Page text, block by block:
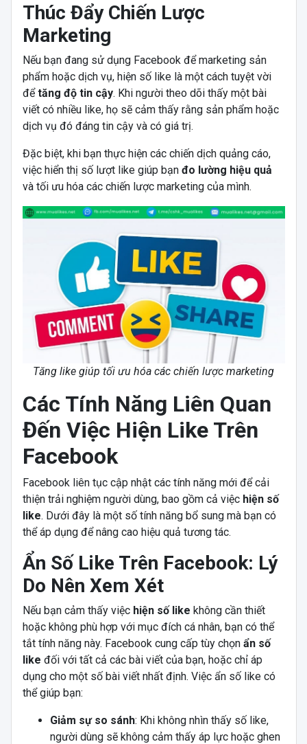
Thúc Đẩy Chiến Lược
Marketing
Nếu bạn đang sử dụng Facebook để marketing sản
phẩm hoặc dịch vụ, hiện số like là một cách tuyệt vời
đểtăng độ tin cậy. Khi người theo dõi thấy một bài
viết có nhiều like, họ sẽ cảm thấy rằng sản phẩm hoặc
dịch vụ đó đáng tin cậy và có giá trị.
Đặc biệt, khi bạn thực hiện các chiến dịch quảng cáo,
việc hiển thị số lượt like giúp bạn đo lường hiệu quả
và tối ưu hóa các chiến lược marketing của mình.
Tăng like giúp tối ưu hóa các chiến lược marketing
Các Tính Năng Liên Quan
Đến Việc Hiện Like Trên
Facebook
Facebook liên tục cập nhật các tính năng mới để cải
thiện trải nghiệm người dùng, bao gồm cả việc hiện số
like. Dưới đây là một số tính năng bổ sung mà bạn có
thể áp dụng để nâng cao hiệu quả tương tác.
Ẩn Số Like Trên Facebook: Lý
Do Nên Xem Xét
Nếu bạn cảm thấy việc hiện số like không cần thiết
hoặc không phù hợp với mục đích cá nhân, bạn có thể
tắt tính năng này. Facebook cung cấp tùy chọn ẩn số
like đối với tất cả các bài viết của bạn, hoặc chỉ áp
dụng cho một số bài viết nhất định. Việc ẩn số like có
thể giúp bạn:
Giảm sự so sánh: Khi không nhìn thấy số like,
người dùng sẽ không cảm thấy áp lực hoặc ghen